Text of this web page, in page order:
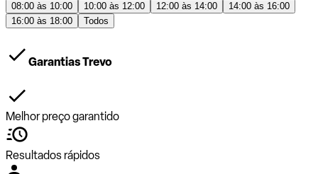
08:00 às 10:00 10:00 às 12:00 12:00 às 14:00
14:00 às 16:00
16:00 às 18:00
Todos
Garantias Trevo
Melhor preço garantido
Resultados rápidos